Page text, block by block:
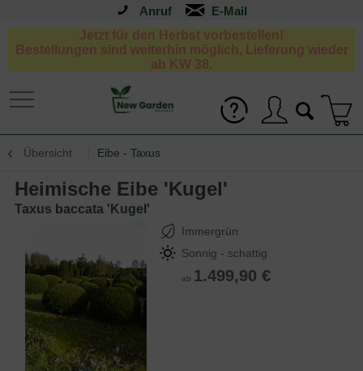
Anruf
Jetzt für den Herbst vorbestellen!
Bestellungen sind weiterhin möglich, Lieferung wieder
ab KW 38.
Übersicht Eibe - Taxus
Heimische Eibe 'Kugel'
Taxus baccata 'Kugel'
Immergrün
Sonnig - schattig
ab 1.499,90 €